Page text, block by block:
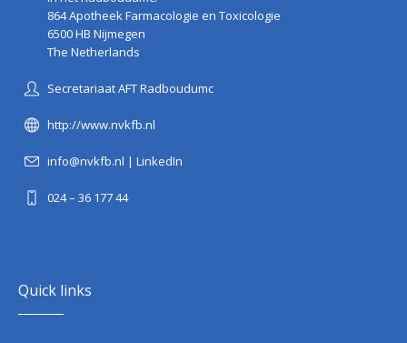
864 Apotheek Farmacologie en Toxicologie
6500 HB Nijmegen
The Netherlands
Secretariaat AFT Radboudumc
http://www.nvkfb.nl
info@nvkfb.nl |LinkedIn
024 – 36 177 44
Quick links